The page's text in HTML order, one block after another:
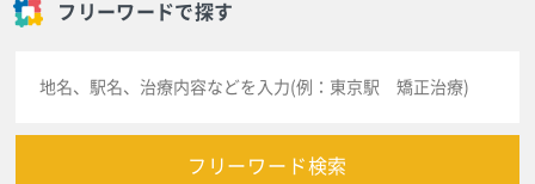
フリーワードで探す
フリーワード検索